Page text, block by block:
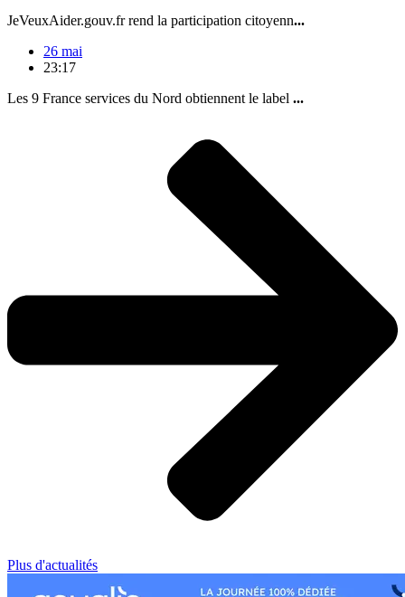
JeVeuxAider.gouv.fr rend la participation citoyenn...
26 mai
23:17
Les 9 France services du Nord obtiennent le label ...
Plus d'actualités